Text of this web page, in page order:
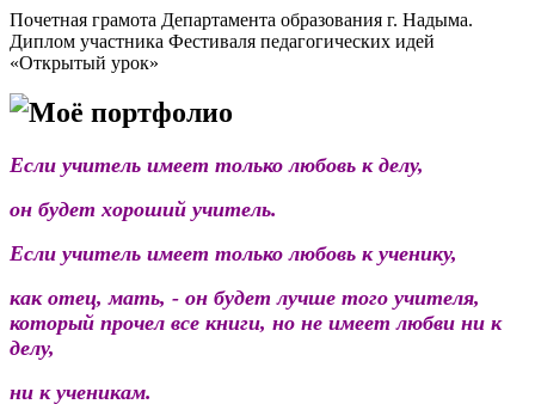
Почетная грамота Департамента образования г. Надыма.
Диплом участника Фестиваля педагогических идей
«Открытый урок»
Моё портфолио
Если учитель имеет только любовь к делу,
он будет хороший учитель.
Если учитель имеет только любовь к ученику,
как отец, мать, - он будет лучше того учителя,
который прочел все книги, но не имеет любви ни к
делу,
ни к ученикам.